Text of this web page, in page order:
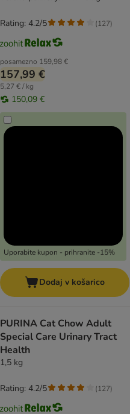
posamezno 159,98 €
157,99 €
5,27 € / kg
150,09 €
Uporabite kupon - prihranite -15%
Rating: 4.2/5 (127)
Dodaj v košarico
PURINA Cat Chow Adult
Special Care Urinary Tract
Health
1,5 kg
Rating: 4.2/5 (127)